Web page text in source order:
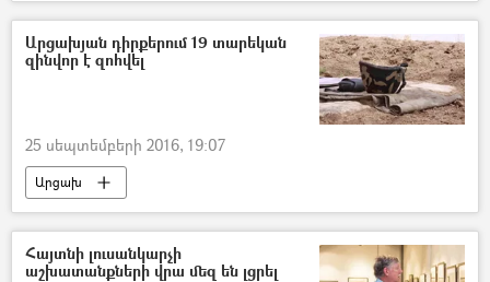
Արցախյան դիրքերում 19 տարեկան
զինվոր է զոհվել
25 սեպտեմբերի 2016, 19:07
Արցախ
Հայտնի լուսանկարչի
աշխատանքների վրա մեզ են լցրել